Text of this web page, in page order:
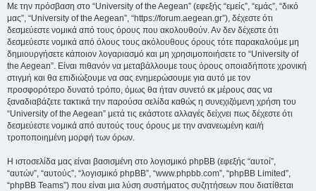
Με την πρόσβαση στο “University of the Aegean” (εφεξής “εμείς”, “εμάς”, “δικό
μας”, “University of the Aegean”, “https://forum.aegean.gr”), δέχεστε ότι
δεσμεύεστε νομικά από τους όρους που ακολουθούν. Αν δεν δέχεστε ότι
δεσμεύεστε νομικά από όλους τους ακόλουθους όρους τότε παρακαλούμε μη
δημιουργήσετε κάποιον λογαριασμό και μη χρησιμοποιήσετε το “University of
the Aegean”. Είναι πιθανόν να μεταβάλλουμε τους όρους οποιαδήποτε χρονική
στιγμή και θα επιδιώξουμε να σας ενημερώσουμε για αυτό με τον
προσφορότερο δυνατό τρόπο, όμως θα ήταν συνετό εκ μέρους σας να
ξαναδιαβάζετε τακτικά την παρούσα σελίδα καθώς η συνεχιζόμενη χρήση του
“University of the Aegean” μετά τις εκάστοτε αλλαγές δείχνει πως δέχεστε ότι
δεσμεύεστε νομικά από αυτούς τους όρους με την ανανεωμένη και/ή
τροποποιημένη μορφή των όρων.
Η ιστοσελίδα μας είναι βασισμένη στο λογισμικό phpBB (εφεξής “αυτοί”,
“αυτών”, “αυτούς”, “λογισμικό phpBB”, “www.phpbb.com”, “phpBB Limited”,
“phpBB Teams”) που είναι μια λύση συστήματος συζητήσεων που διατίθεται